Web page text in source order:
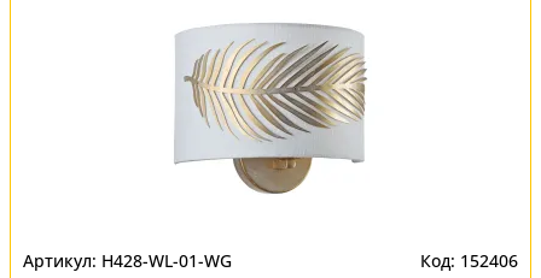
H428-WL-01-WG 152406